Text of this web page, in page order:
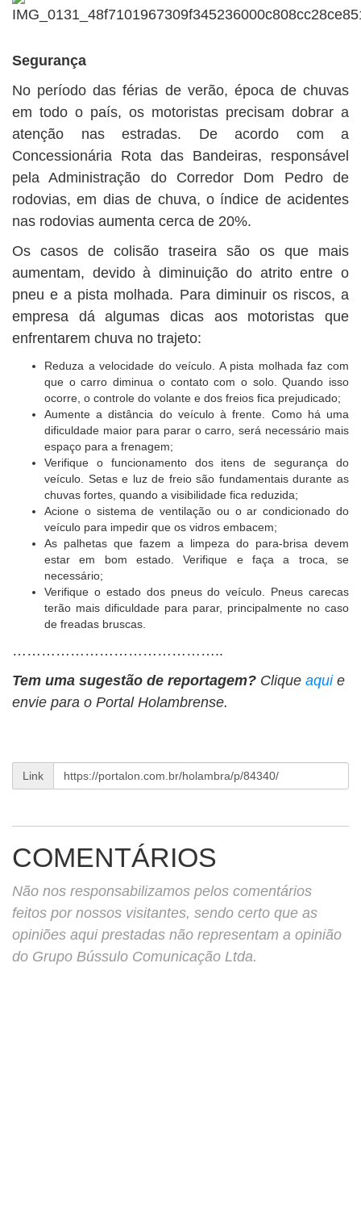
Segurança
No período das férias de verão, época de chuvas
em todo o país, os motoristas precisam dobrar a
atenção nas estradas. De acordo com a
Concessionária Rota das Bandeiras, responsável
pela Administração do Corredor Dom Pedro de
rodovias, em dias de chuva, o índice de acidentes
nas rodovias aumenta cerca de 20%.
Os casos de colisão traseira são os que mais
aumentam, devido à diminuição do atrito entre o
pneu e a pista molhada. Para diminuir os riscos, a
empresa dá algumas dicas aos motoristas que
enfrentarem chuva no trajeto:
Reduza a velocidade do veículo. A pista molhada faz com
que o carro diminua o contato com o solo. Quando isso
ocorre, o controle do volante e dos freios fica prejudicado;
Aumente a distância do veículo à frente. Como há uma
dificuldade maior para parar o carro, será necessário mais
espaço para a frenagem;
Verifique o funcionamento dos itens de segurança do
veículo. Setas e luz de freio são fundamentais durante as
chuvas fortes, quando a visibilidade fica reduzida;
Acione o sistema de ventilação ou o ar condicionado do
veículo para impedir que os vidros embacem;
As palhetas que fazem a limpeza do para-brisa devem
estar em bom estado. Verifique e faça a troca, se
necessário;
Verifique o estado dos pneus do veículo. Pneus carecas
terão mais dificuldade para parar, principalmente no caso
de freadas bruscas.
……………………………………..
Tem uma sugestão de reportagem? Clique aqui e
envie para o Portal Holambrense.
Link
COMENTÁRIOS
Não nos responsabilizamos pelos comentários
feitos por nossos visitantes, sendo certo que as
opiniões aqui prestadas não representam a opinião
do Grupo Bússulo Comunicação Ltda.